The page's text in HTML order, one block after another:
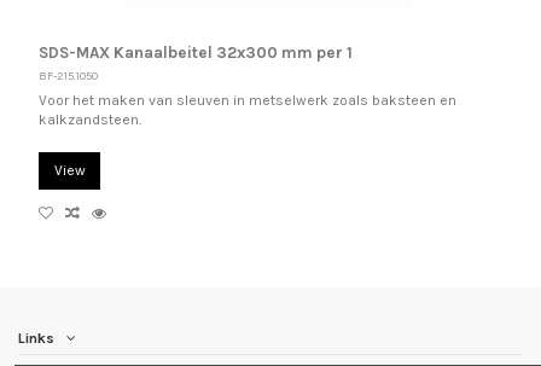
SDS-MAX Kanaalbeitel 32x300 mm per 1
BF-215.1050
Voor het maken van sleuven in metselwerk zoals baksteen en
kalkzandsteen.
View
Links